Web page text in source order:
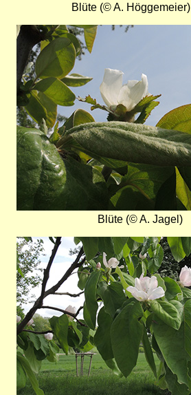
Blüte (© A. Höggemeier)
Bild
Blüte (© A. Jagel)
Bild